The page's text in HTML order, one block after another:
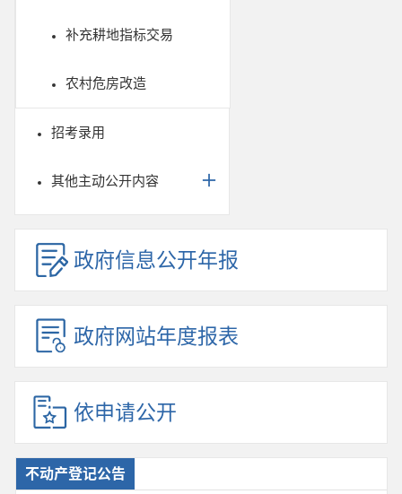
补充耕地指标交易
农村危房改造
招考录用
其他主动公开内容
政府信息公开年报
政府网站年度报表
依申请公开
不动产登记公告